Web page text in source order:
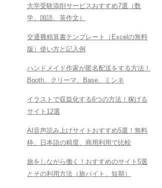
大学受験添削サービスおすすめ7選（数
学、国語、英作文）
交通費精算書テンプレート（Excelの無料
版）使い方と記入例
ハンドメイド作家が匿名配送をする方法！
Booth、クリーマ、Base、ミンネ
イラストで収益化する6つの方法！稼げる
サイト12選
AI音声読み上げサイトおすすめ5選！無料
枠、日本語の精度、商用利用で比較
旅をしながら働く！おすすめのサイト5選
とその利用方法（旅バイト、短期）